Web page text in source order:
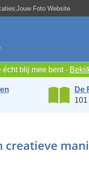
|Jouw Foto Website
écht blij mee bent -
De
creatieve